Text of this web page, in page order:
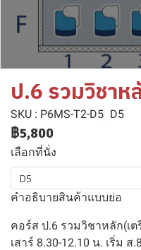
ป.6 รวมวิชา
SKU : P6MS-T2-D5 D5
฿5,800
เลือกที่นั่ง
D5
คำอธิบายสินค้าแบบย่อ
คอร์ส ป.6 รวมวิชาหลัก(เ
เสาร์ 8.30-12.10 น. เริ่ม ส